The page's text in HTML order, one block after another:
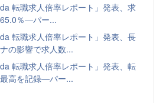
転職求人倍率レポート」発表、求
％―パー...
転職求人倍率レポート」発表、長
の影響で求人数...
転職求人倍率レポート」発表、転
高を記録―パー...